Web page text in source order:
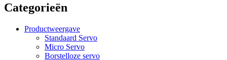
Categorieën
Productweergave
Standaard Servo
Micro Servo
Borstelloze servo